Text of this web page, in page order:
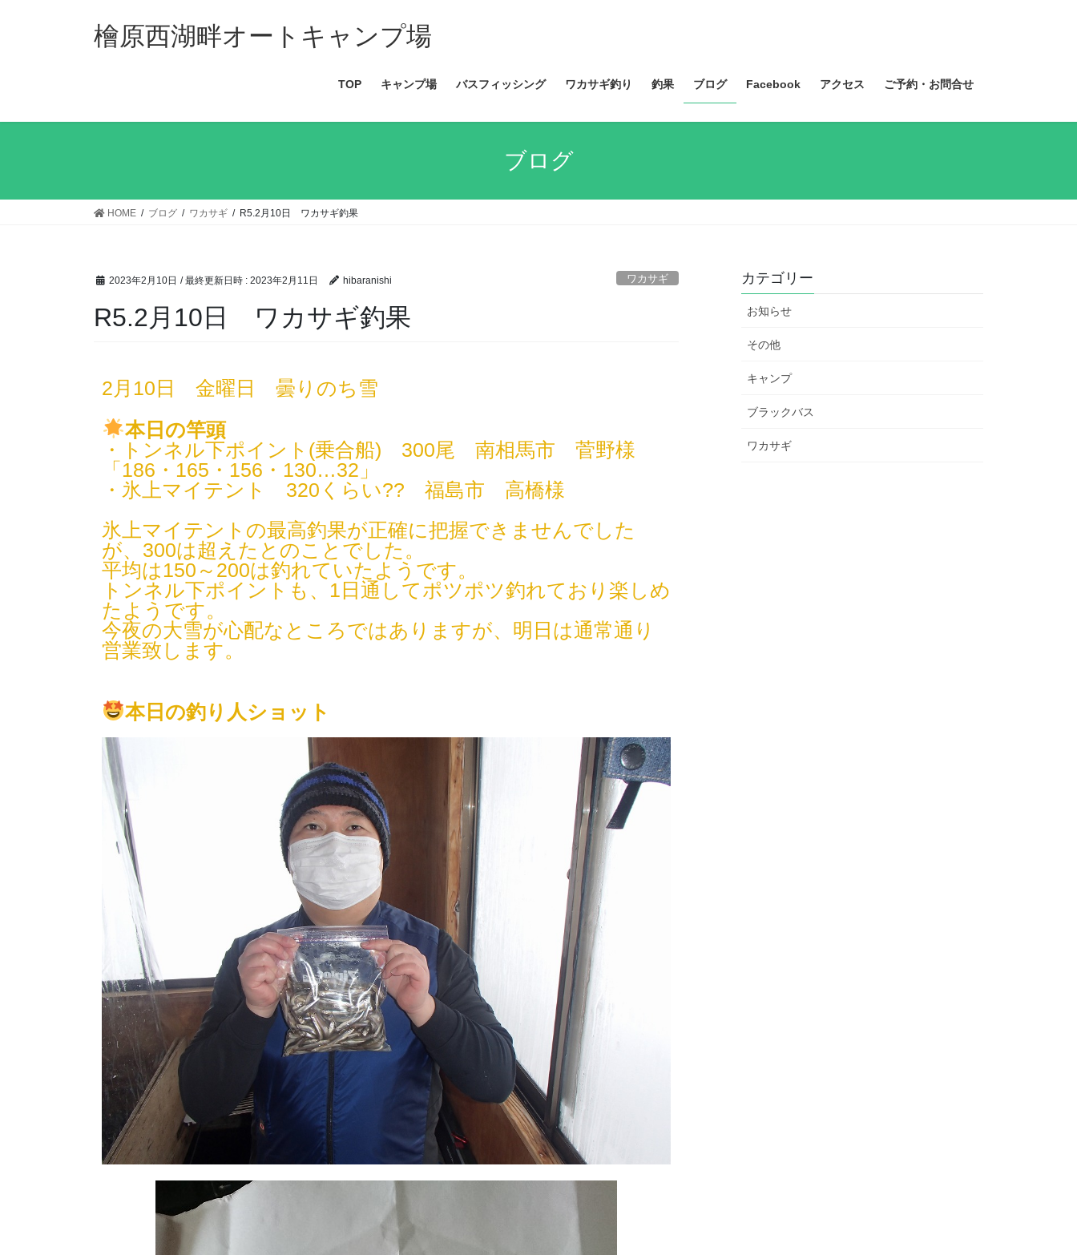
檜原西湖畔オートキャンプ場
TOP キャンプ場 バスフィッシング ワカサギ釣り 釣果 ブログ Facebook アクセス ご予約・お問合せ
ブログ
HOME ブログ ワカサギ R5.2月10日 ワカサギ釣果
2023年2月10日 / 最終更新日時 : 2023年2月11日 hibaranishi ワカサギ
R5.2月10日 ワカサギ釣果
2月10日 金曜日 曇りのち雪
本日の竿頭
・トンネル下ポイント(乗合船) 300尾 南相馬市 菅野様
「186・165・156・130…32」
・氷上マイテント 320くらい?? 福島市 高橋様
氷上マイテントの最高釣果が正確に把握できませんでした
が、300は超えたとのことでした。
平均は150～200は釣れていたようです。
トンネル下ポイントも、1日通してポツポツ釣れており楽しめ
たようです。
今夜の大雪が心配なところではありますが、明日は通常通り
営業致します。
本日の釣り人ショット
カテゴリー
お知らせ
その他
キャンプ
ブラックバス
ワカサギ